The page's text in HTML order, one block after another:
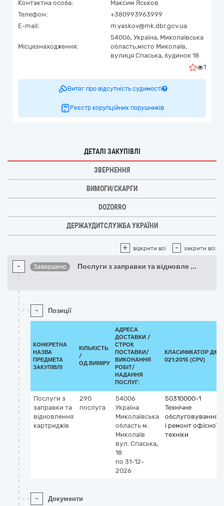
Контактна особа:
Максим Яськов
Телефон:
+380993963999
E-mail:
m.yaskov@mk.dbr.gov.ua
Місцезнаходження:
54006, Україна, Миколаївська
область,місто Миколаїв,
вулиця Спаська, будинок 18
1
Витяг про відсутність судимості
Реєстр корупційних порушників
ДЕТАЛІ ЗАКУПІВЛІ
ЗВЕРНЕННЯ
ВИМОГИ/СКАРГИ
DOZORRO
ДЕРЖАУДИТСЛУЖБА УКРАЇНИ
+ відкрити всі - закрити всі
- Завершено Послуги з заправки та відновле ...
- Позиції
КОНКРЕТНА
НАЗВА
ПРЕДМЕТА
ЗАКУПІВЛІ
КІЛЬКІСТЬ
/
ОД.ВИМІРУ
АДРЕСА
ДОСТАВКИ /
СТРОК
ПОСТАВКИ/
ВИКОНАННЯ
РОБІТ/
НАДАННЯ
ПОСЛУГ:
КЛАСИФІКАТОР ДК
021:2015 (CPV)
Послуги з
заправки та
відновлення
картриджів
290
послуга
54006
Україна
Миколаївська
область м.
Миколаїв
вул. Спаська,
18
по 31-12-
2026
50310000-1
Технічне
обслуговування
і ремонт офісної
техніки
- Документи